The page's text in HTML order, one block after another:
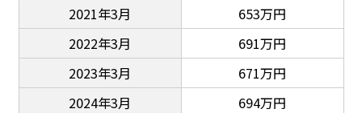
2021年3月
653万円
2022年3月
691万円
2023年3月
671万円
2024年3月
694万円